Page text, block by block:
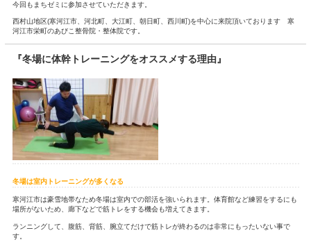
料金表
LINE問合せ
ホーム>Blog記事一覧> 冬場に体幹トレーニングをオススメす
冬場に体幹トレーニングをオススメする理
2017.10.27